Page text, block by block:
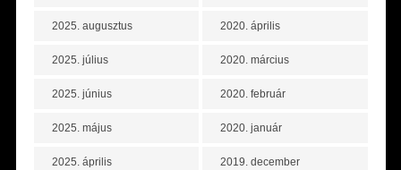
2025. augusztus
2025. július
2025. június
2025. május
2025. április
2020. április
2020. március
2020. február
2020. január
2019. december